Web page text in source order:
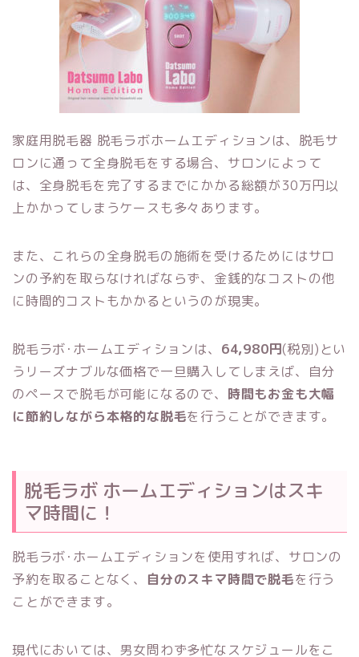
家庭用脱毛器 脱毛ラボホームエディションは、脱毛サ
ロンに通って全身脱毛をする場合、サロンによって
は、全身脱毛を完了するまでにかかる総額が30万円以
上かかってしまうケースも多々あります。
また、これらの全身脱毛の施術を受けるためにはサロ
ンの予約を取らなければならず、金銭的なコストの他
に時間的コストもかかるというのが現実。
脱毛ラボ･ホームエディションは、 64,980円(税別)とい
うリーズナブルな価格で一旦購入してしまえば、自分
のペースで脱毛が可能になるので、 時間もお金も大幅
に節約しながら本格的な脱毛を行うことができます。
脱毛ラボ ホームエディションはスキ
マ時間に！
脱毛ラボ･ホームエディションを使用すれば、サロンの
予約を取ることなく、 自分のスキマ時間で脱毛を行う
ことができます。
現代においては、男女問わず多忙なスケジュールをこ